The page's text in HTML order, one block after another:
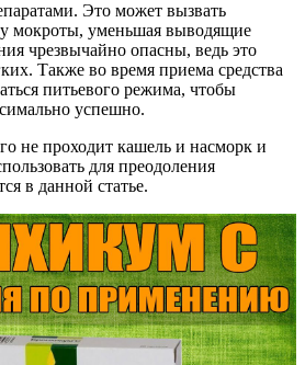
Это может вызвать
мокроты, уменьшая выводящие
чрезвычайно опасны, ведь это
Также во время приема средства
питьевого режима, чтобы
успешно.
не проходит кашель и насморк и
для преодоления
в данной статье.